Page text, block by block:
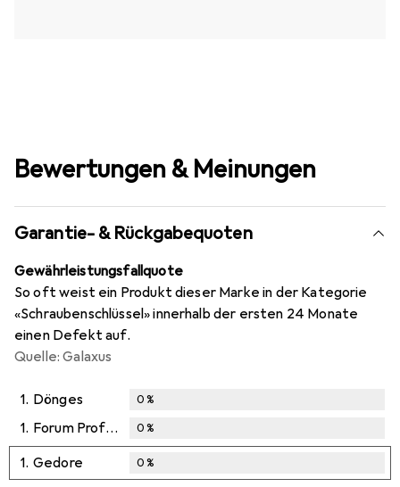
Bewertungen & Meinungen
Garantie- & Rückgabequoten
Gewährleistungsfallquote
So oft weist ein Produkt dieser Marke in der Kategorie
«Schraubenschlüssel» innerhalb der ersten 24 Monate
einen Defekt auf.
Quelle: Galaxus
1. Dönges 0%
1. Forum Professional Solutions 0%
1. Gedore 0%